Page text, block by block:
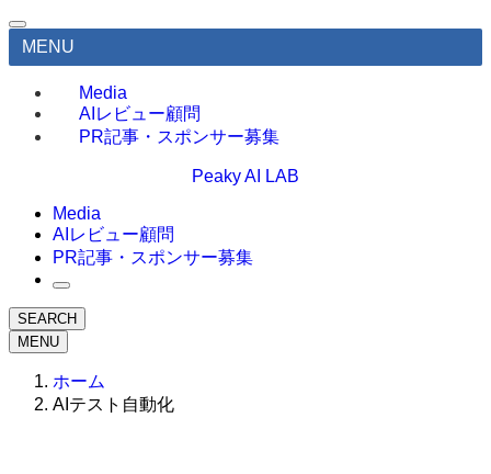
MENU
Media
AIレビュー顧問
PR記事・スポンサー募集
Peaky AI LAB
Media
AIレビュー顧問
PR記事・スポンサー募集
SEARCH
MENU
ホーム
AIテスト自動化